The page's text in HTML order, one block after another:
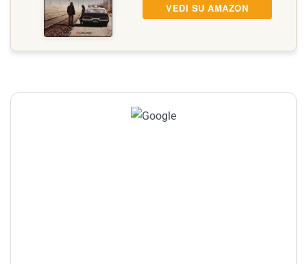
VEDI SU AMAZON